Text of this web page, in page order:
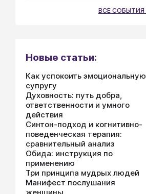
ВСЕ СОБЫТИЯ
Новые статьи:
Как успокоить эмоциональную
супругу
Духовность: путь добра,
ответственности и умного
действия
Синтон-подход и когнитивно-
поведенческая терапия:
сравнительный анализ
Обида: инструкция по
применению
Три принципа мудрых людей
Манифест послушания